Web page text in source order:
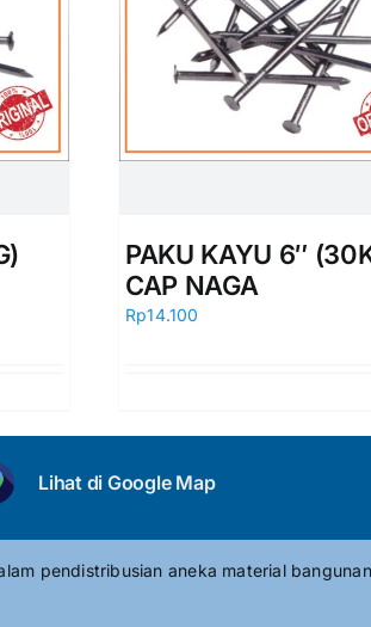
PAKU KAYU 6″
CAP NAGA
Rp14.100
Lihat di Google Map
pendistribusian aneka material